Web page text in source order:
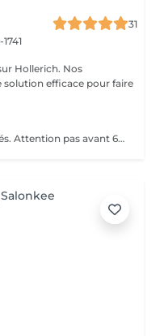
31
Nos
Un massage bien-être pour les bébés. Attention pas avant 6 mois, présence d'un parent pendant le massage.